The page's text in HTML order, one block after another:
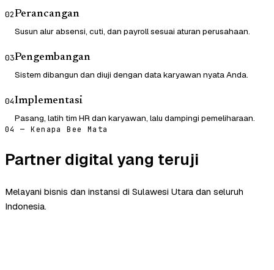
02Perancangan
Susun alur absensi, cuti, dan payroll sesuai aturan perusahaan.
03Pengembangan
Sistem dibangun dan diuji dengan data karyawan nyata Anda.
04Implementasi
Pasang, latih tim HR dan karyawan, lalu dampingi pemeliharaan.
04 — Kenapa Bee Mata
Partner digital yang teruji
Melayani bisnis dan instansi di Sulawesi Utara dan seluruh
Indonesia.